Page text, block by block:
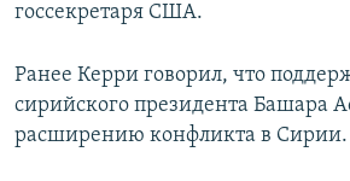
госсекретаря США.
Ранее Керри говорил, что
сирийского президента Башара
расширению конфликта в Сирии.